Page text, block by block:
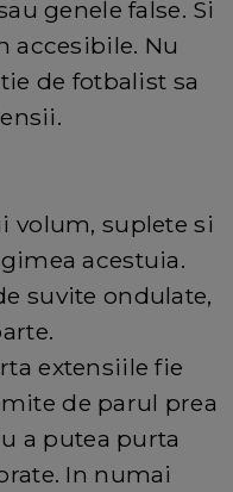
genele false. Si
accesibile. Nu
de fotbalist sa
volum, suplete si
acestuia.
suvite ondulate,
extensiile fie
de parul prea
a putea purta
In numai